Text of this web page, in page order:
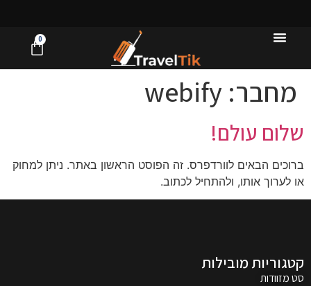
0
מחבר: webify
שלום עולם!
ברוכים הבאים לוורדפרס. זה הפוסט הראשון באתר. ניתן למחוק
או לערוך אותו, ולהתחיל לכתוב.
קטגוריות מובילות
סט מזוודות